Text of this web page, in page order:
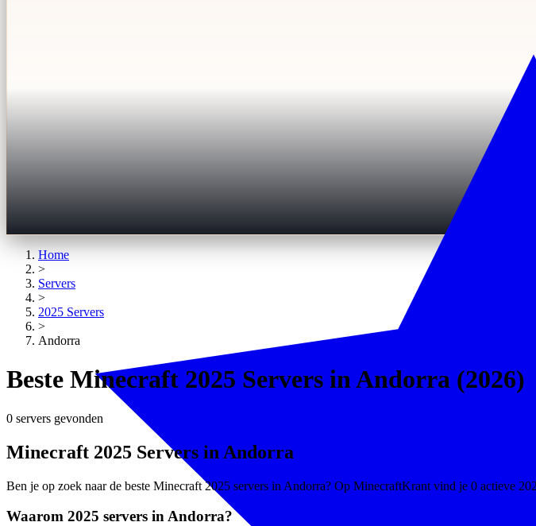
Home
>
Servers
>
2025 Servers
>
Andorra
Beste Minecraft 2025 Servers in Andorra (2026)
0 servers gevonden
Minecraft 2025 Servers in Andorra
Ben je op zoek naar de beste Minecraft 2025 servers in Andorra? Op MinecraftKrant vind je 0 actieve
Waarom 2025 servers in Andorra?